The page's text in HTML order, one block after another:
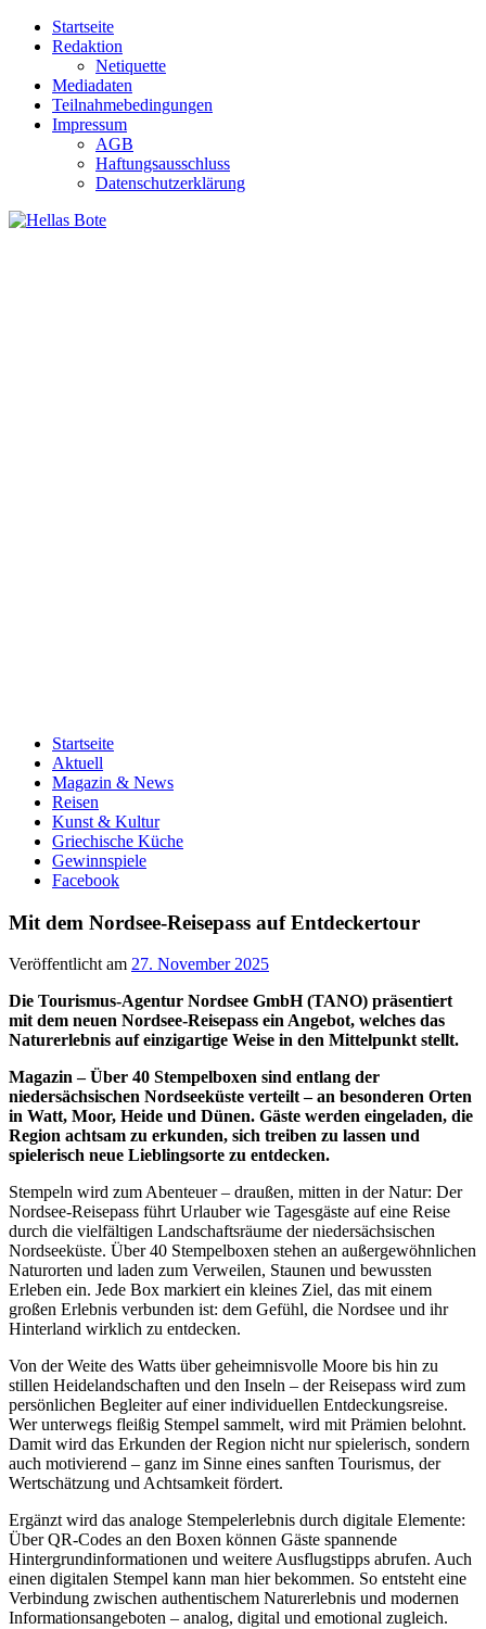
Zum
Inhalt
Startseite
Redaktion
Netiquette
Mediadaten
Teilnahmebedingungen
Impressum
AGB
Haftungsausschluss
Datenschutzerklärung
Startseite
Aktuell
Magazin & News
Reisen
Kunst & Kultur
Griechische Küche
Gewinnspiele
Facebook
Mit dem Nordsee-Reisepass auf Entdeckertour
Veröffentlicht am 27. November 2025
Die Tourismus-Agentur Nordsee GmbH (TANO) präsentiert
mit dem neuen Nordsee-Reisepass ein Angebot, welches das
Naturerlebnis auf einzigartige Weise in den Mittelpunkt stellt.
Magazin – Über 40 Stempelboxen sind entlang der
niedersächsischen Nordseeküste verteilt – an besonderen Orten
in Watt, Moor, Heide und Dünen. Gäste werden eingeladen, die
Region achtsam zu erkunden, sich treiben zu lassen und
spielerisch neue Lieblingsorte zu entdecken.
Stempeln wird zum Abenteuer – draußen, mitten in der Natur: Der
Nordsee-Reisepass führt Urlauber wie Tagesgäste auf eine Reise
durch die vielfältigen Landschaftsräume der niedersächsischen
Nordseeküste. Über 40 Stempelboxen stehen an außergewöhnlichen
Naturorten und laden zum Verweilen, Staunen und bewussten
Erleben ein. Jede Box markiert ein kleines Ziel, das mit einem
großen Erlebnis verbunden ist: dem Gefühl, die Nordsee und ihr
Hinterland wirklich zu entdecken.
Von der Weite des Watts über geheimnisvolle Moore bis hin zu
stillen Heidelandschaften und den Inseln – der Reisepass wird zum
persönlichen Begleiter auf einer individuellen Entdeckungsreise.
Wer unterwegs fleißig Stempel sammelt, wird mit Prämien belohnt.
Damit wird das Erkunden der Region nicht nur spielerisch, sondern
auch motivierend – ganz im Sinne eines sanften Tourismus, der
Wertschätzung und Achtsamkeit fördert.
Ergänzt wird das analoge Stempelerlebnis durch digitale Elemente:
Über QR-Codes an den Boxen können Gäste spannende
Hintergrundinformationen und weitere Ausflugstipps abrufen. Auch
einen digitalen Stempel kann man hier bekommen. So entsteht eine
Verbindung zwischen authentischem Naturerlebnis und modernen
Informationsangeboten – analog, digital und emotional zugleich.